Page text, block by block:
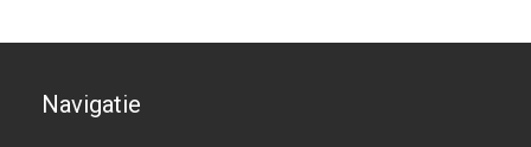
Navigatie